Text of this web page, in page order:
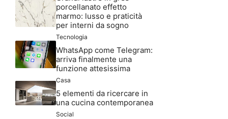
porcellanato effetto
marmo: lusso e praticità
per interni da sogno
Tecnologia
WhatsApp come Telegram:
arriva finalmente una
funzione attesissima
Casa
5 elementi da ricercare in
una cucina contemporanea
Social